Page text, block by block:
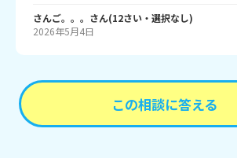
さんご。。。 さん(12さい・ 選択なし)
2026年5月4日
この相談に答える